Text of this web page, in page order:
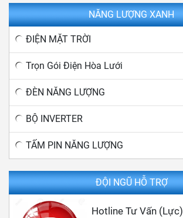
NĂNG LƯỢNG XANH
ĐIỆN MẶT TRỜI
Trọn Gói Điện Hòa Lưới
ĐÈN NĂNG LƯỢNG
BỘ INVERTER
TẤM PIN NĂNG LƯỢNG
ĐỘI NGŨ HỖ TRỢ
Hotline Tư Vấn (Lực)